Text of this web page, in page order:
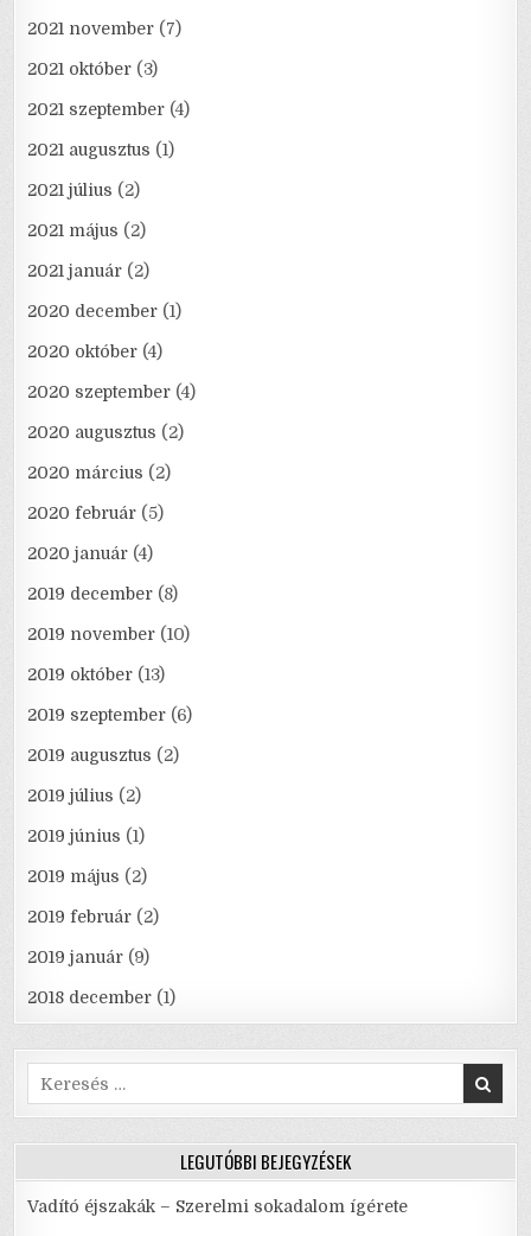
2021 november (7)
2021 október (3)
2021 szeptember (4)
2021 augusztus (1)
2021 július (2)
2021 május (2)
2021 január (2)
2020 december (1)
2020 október (4)
2020 szeptember (4)
2020 augusztus (2)
2020 március (2)
2020 február (5)
2020 január (4)
2019 december (8)
2019 november (10)
2019 október (13)
2019 szeptember (6)
2019 augusztus (2)
2019 július (2)
2019 június (1)
2019 május (2)
2019 február (2)
2019 január (9)
2018 december (1)
Search
for:
LEGUTÓBBI BEJEGYZÉSEK
Vadító éjszakák – Szerelmi sokadalom ígérete